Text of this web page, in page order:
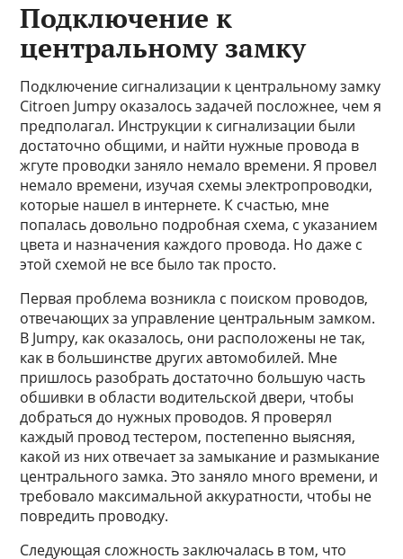
Подключение к
центральному замку
Подключение сигнализации к центральному замку
Citroen Jumpy оказалось задачей посложнее, чем я
предполагал. Инструкции к сигнализации были
достаточно общими, и найти нужные провода в
жгуте проводки заняло немало времени. Я провел
немало времени, изучая схемы электропроводки,
которые нашел в интернете. К счастью, мне
попалась довольно подробная схема, с указанием
цвета и назначения каждого провода. Но даже с
этой схемой не все было так просто.
Первая проблема возникла с поиском проводов,
отвечающих за управление центральным замком.
В Jumpy, как оказалось, они расположены не так,
как в большинстве других автомобилей. Мне
пришлось разобрать достаточно большую часть
обшивки в области водительской двери, чтобы
добраться до нужных проводов. Я проверял
каждый провод тестером, постепенно выясняя,
какой из них отвечает за замыкание и размыкание
центрального замка. Это заняло много времени, и
требовало максимальной аккуратности, чтобы не
повредить проводку.
Следующая сложность заключалась в том, что